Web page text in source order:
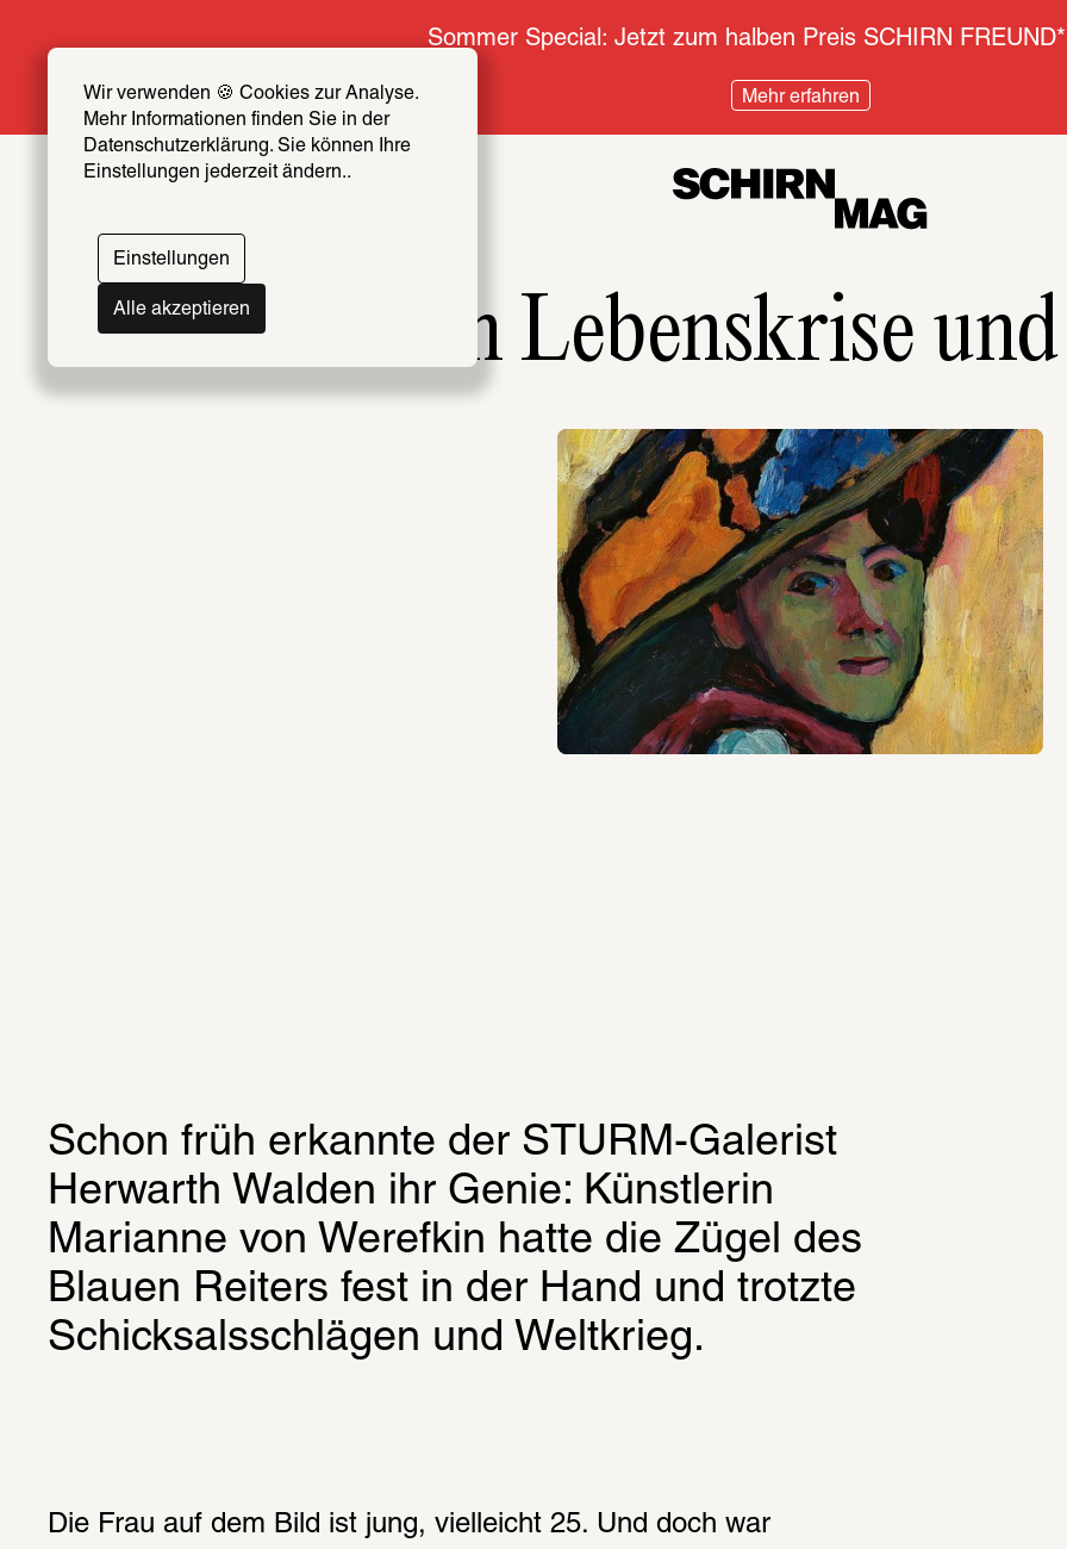
Wir verwenden 🍪 Cookies zur Analyse.
Mehr Informationen finden Sie in der
Datenschutzerklärung. Sie können Ihre
Einstellungen jederzeit ändern..
Einstellungen
Alle akzeptieren
Sommer Special: Jetzt zum halben Preis SCHIRN
Mehr erfahren
Zwischen Lebenskrise
Schon früh erkannte der STURM-Galerist
Herwarth Walden ihr Genie: Künstlerin
Marianne von Werefkin hatte die Zügel des
Blauen Reiters fest in der Hand und trotzte
Schicksalsschlägen und Weltkrieg.
Die Frau auf dem Bild ist jung, vielleicht 25. Und doch war